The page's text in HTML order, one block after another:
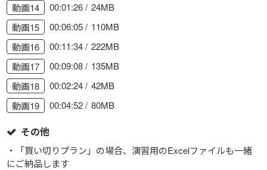
動画14
00:01:26
24MB
動画15
00:06:05
110MB
動画16
00:11:34
222MB
動画17
00:09:08
135MB
動画18
00:02:24
42MB
動画19
00:04:52 80MB
その他
・「買い切りプラン」の場合、演習用のExcelファイルも一緒
にご納品します